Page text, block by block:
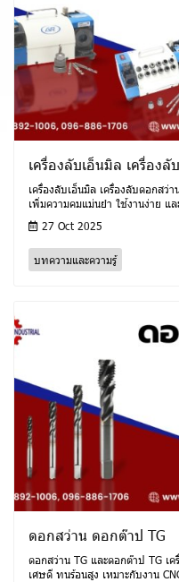
เครื่องลับเอ็นมิล เครื่อง
เครื่องลับเอ็นมิล เครื่องลับดอกสว่
เพิ่มความคมแม่นยำ ใช้งานง่าย แ
27 Oct 2025
บทความและความรู้
ดอกสว่าน ดอกต๊าป TG
ดอกสว่าน TG และดอกต๊าป TG เค
เศษดี ทนร้อนสูง เหมาะกับงาน